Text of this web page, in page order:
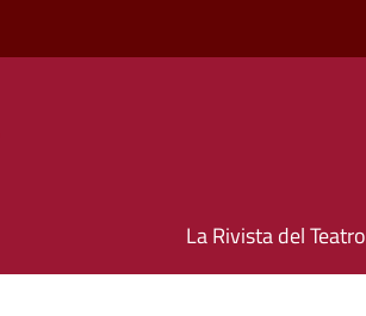
La Rivista del Teatro